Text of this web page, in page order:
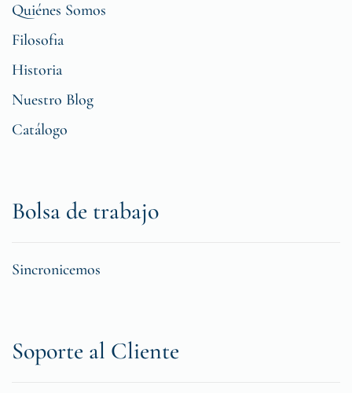
Quiénes Somos
Filosofia
Historia
Nuestro Blog
Catálogo
Bolsa de trabajo
Sincronicemos
Soporte al Cliente